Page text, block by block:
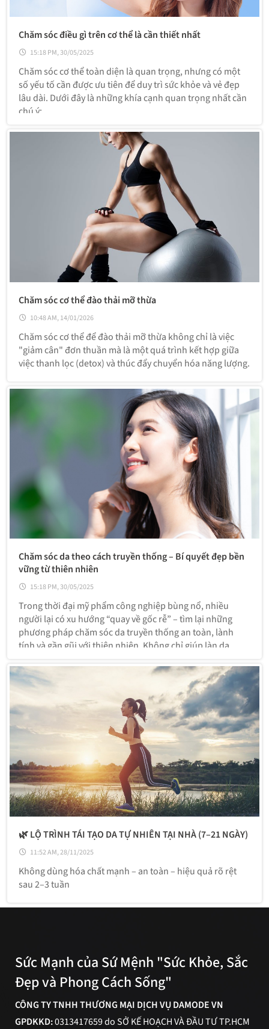
Chăm sóc điều gì trên cơ thể là cần thiết nhất
15:18 PM, 30/05/2025
Chăm sóc cơ thể toàn diện là quan trọng, nhưng có một
số yếu tố cần được ưu tiên để duy trì sức khỏe và vẻ đẹp
lâu dài. Dưới đây là những khía cạnh quan trọng nhất cần
chú ý:
Chăm sóc cơ thể đào thải mỡ thừa
10:48 AM, 14/01/2026
Chăm sóc cơ thể để đào thải mỡ thừa không chỉ là việc
"giảm cân" đơn thuần mà là một quá trình kết hợp giữa
việc thanh lọc (detox) và thúc đẩy chuyển hóa năng lượng.
Chăm sóc da theo cách truyền thống – Bí quyết đẹp bền
vững từ thiên nhiên
15:18 PM, 30/05/2025
Trong thời đại mỹ phẩm công nghiệp bùng nổ, nhiều
người lại có xu hướng “quay về gốc rễ” – tìm lại những
phương pháp chăm sóc da truyền thống an toàn, lành
tính và gần gũi với thiên nhiên. Không chỉ giúp làn da
theo triết lý sống chậm, sống lành
🌿 LỘ TRÌNH TÁI TẠO DA TỰ NHIÊN TẠI NHÀ (7–21 NGÀY)
11:52 AM, 28/11/2025
Không dùng hóa chất mạnh – an toàn – hiệu quả rõ rệt
sau 2–3 tuần
Sức Mạnh của Sứ Mệnh "Sức Khỏe, Sắc
Đẹp và Phong Cách Sống"
CÔNG TY TNHH THƯƠNG MẠI DỊCH VỤ DAMODE VN
GPDKKD:0313417659 do SỞ KẾ HOẠCH VÀ ĐẦU TƯ TP.HCM